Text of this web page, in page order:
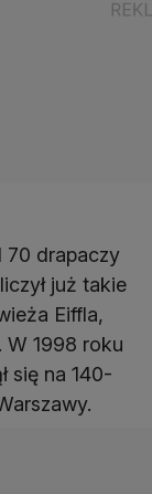
70 drapaczy
już takie
Eiffla,
W 1998 roku
się na 140-